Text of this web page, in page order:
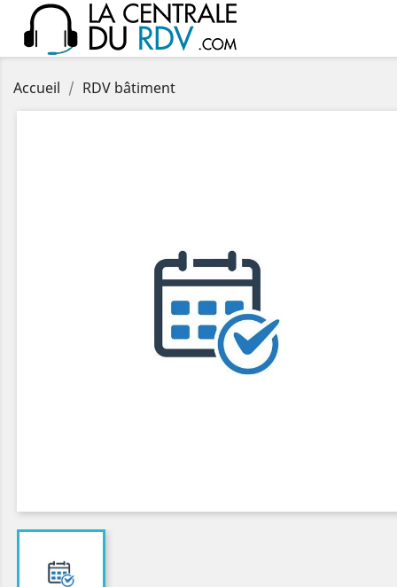
Accueil RDV bâtiment